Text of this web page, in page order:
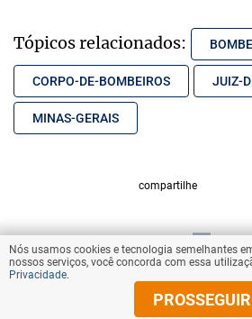
Tópicos relacionados:
CORPO-DE-BOMBEIROS JUIZ-
MINAS-GERAIS
compartilhe
VOLTAR AO TOPO
© Copyright 2026 Diários Associados
Nós usamos cookies e tecnologia semelhantes
nossos serviços, você concorda com essa
Privacidade.
PROSSEGUIR